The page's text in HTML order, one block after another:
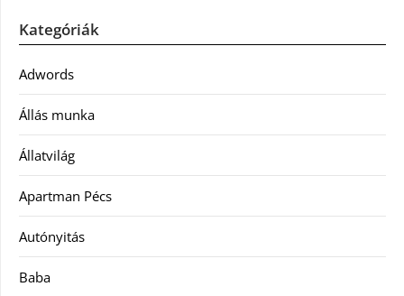
Kategóriák
Adwords
Állás munka
Állatvilág
Apartman Pécs
Autónyitás
Baba